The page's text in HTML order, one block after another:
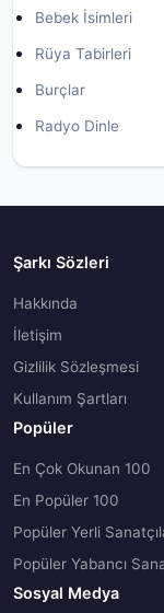
Bebek İsimleri
Rüya Tabirleri
Burçlar
Radyo Dinle
Şarkı Sözleri
Hakkında
İletişim
Gizlilik Sözleşmesi
Kullanım Şartları
Popüler
En Çok Okunan 100
En Popüler 100
Popüler Yerli
Popüler Yabancı
Sosyal Medya